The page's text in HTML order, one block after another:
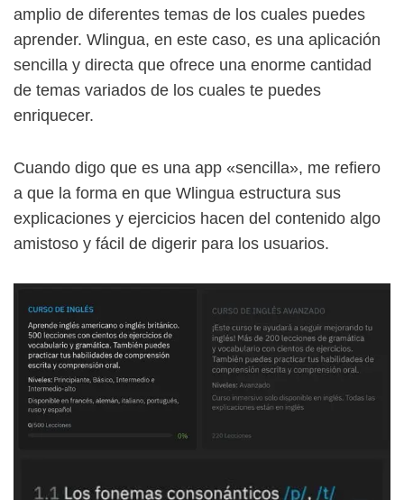
amplio de diferentes temas de los cuales puedes
aprender. Wlingua, en este caso, es una aplicación
sencilla y directa que ofrece una enorme cantidad
de temas variados de los cuales te puedes
enriquecer.
Cuando digo que es una app «sencilla», me refiero
a que la forma en que Wlingua estructura sus
explicaciones y ejercicios hacen del contenido algo
amistoso y fácil de digerir para los usuarios.